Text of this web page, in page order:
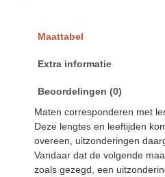
Maattabel
Extra informatie
Beoordelingen (0)
Maten corresponderen met
Deze lengtes en leeftijden
overeen, uitzonderingen
Vandaar dat de volgende
zoals gezegd, een